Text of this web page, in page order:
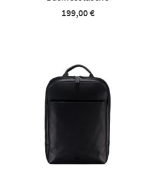
199,00 €